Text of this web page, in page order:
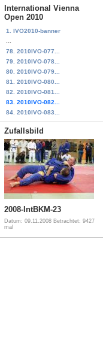
International Vienna
Open 2010
1. IVO2010-banner
78. 2010IVO-077...
79. 2010IVO-078...
80. 2010IVO-079...
81. 2010IVO-080...
82. 2010IVO-081...
83. 2010IVO-082...
84. 2010IVO-083...
Zufallsbild
2008-IntBKM-23
Datum: 09.11.2008 Betrachtet: 9427
mal